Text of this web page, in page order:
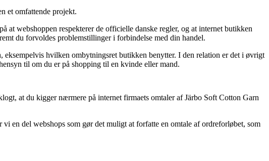
et omfattende projekt.
webshoppen respekterer de officielle danske regler, og at internet butikken
du forvoldes problemstillinger i forbindelse med din handel.
eksempelvis hvilken ombytningsret butikken benytter. I den relation er det i øvrigt
til om du er på shopping til en kvinde eller mand.
at du kigger nærmere på internet firmaets omtaler af Järbo Soft Cotton Garn
en del webshops som gør det muligt at forfatte en omtale af ordreforløbet, som